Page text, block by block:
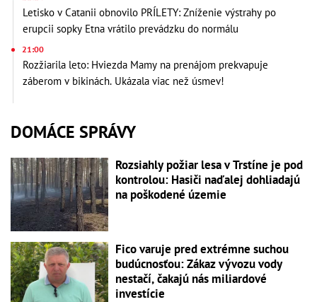
Letisko v Catanii obnovilo PRÍLETY: Zníženie výstrahy po
erupcii sopky Etna vrátilo prevádzku do normálu
21:00
Rozžiarila leto: Hviezda Mamy na prenájom prekvapuje
záberom v bikinách. Ukázala viac než úsmev!
DOMÁCE SPRÁVY
Rozsiahly požiar lesa v Trstíne je pod
kontrolou: Hasiči naďalej dohliadajú
na poškodené územie
Fico varuje pred extrémne suchou
budúcnosťou: Zákaz vývozu vody
nestačí, čakajú nás miliardové
investície